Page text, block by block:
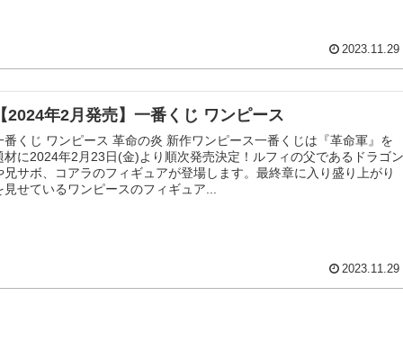
2023.11.29
2024年2月発売】一番くじ ワンピース
番くじ ワンピース 革命の炎 新作ワンピース一番くじは『革命軍』を
材に2024年2月23日(金)より順次発売決定！ルフィの父であるドラゴン
兄サボ、コアラのフィギュアが登場します。最終章に入り盛り上がり
見せているワンピースのフィギュア...
2023.11.29